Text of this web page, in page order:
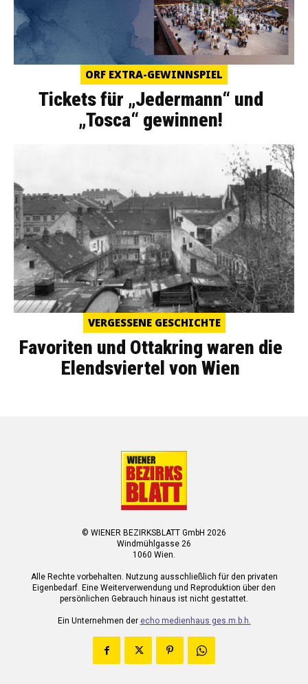
ORF EXTRA-GEWINNSPIEL
Tickets für „Jedermann“ und
„Tosca“ gewinnen!
VERGESSENE GESCHICHTE
Favoriten und Ottakring waren die
Elendsviertel von Wien
© WIENER BEZIRKSBLATT GmbH 2026
Windmühlgasse 26
1060 Wien.
Alle Rechte vorbehalten. Nutzung ausschließlich für den privaten
Eigenbedarf. Eine Weiterverwendung und Reproduktion über den
persönlichen Gebrauch hinaus ist nicht gestattet.
Ein Unternehmen der echo medienhaus ges.m.b.h.